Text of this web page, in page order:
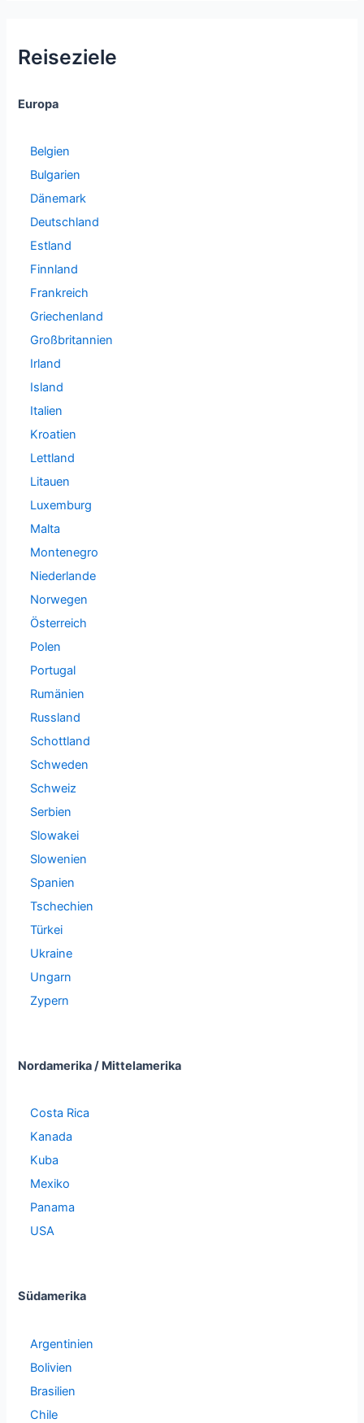
Reiseziele
Europa
Belgien
Bulgarien
Dänemark
Deutschland
Estland
Finnland
Frankreich
Griechenland
Großbritannien
Irland
Island
Italien
Kroatien
Lettland
Litauen
Luxemburg
Malta
Montenegro
Niederlande
Norwegen
Österreich
Polen
Portugal
Rumänien
Russland
Schottland
Schweden
Schweiz
Serbien
Slowakei
Slowenien
Spanien
Tschechien
Türkei
Ukraine
Ungarn
Zypern
Nordamerika / Mittelamerika
Costa Rica
Kanada
Kuba
Mexiko
Panama
USA
Südamerika
Argentinien
Bolivien
Brasilien
Chile